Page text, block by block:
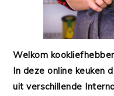
Welkom
In deze online keuken
uit verschillende